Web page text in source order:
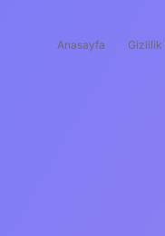
Anasayfa Gizlilik